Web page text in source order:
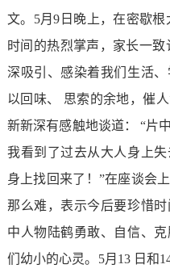
文。5月9日晚上，在密歇
时间的热烈掌声，家长一
深吸引、感染着我们生活
以回味、 思索的余地，催
新新深有感触地谈道： “片
我看到了过去从大人身上
身上找回来了！”在座谈会
那么难，表示今后要珍惜
中人物陆鹤勇敢、自信、
们幼小的心灵。5月13 日和